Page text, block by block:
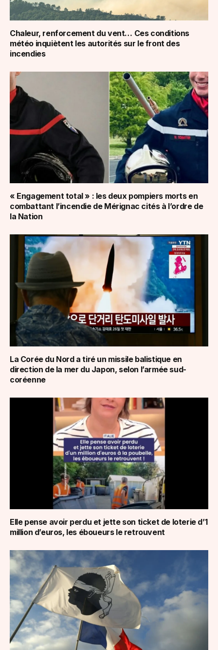
Chaleur, renforcement du vent… Ces conditions
météo inquiètent les autorités sur le front des
incendies
« Engagement total » : les deux pompiers morts en
combattant l’incendie de Mérignac cités à l’ordre de
la Nation
La Corée du Nord a tiré un missile balistique en
direction de la mer du Japon, selon l’armée sud-
coréenne
Elle pense avoir perdu et jette son ticket de loterie d’1
million d’euros, les éboueurs le retrouvent